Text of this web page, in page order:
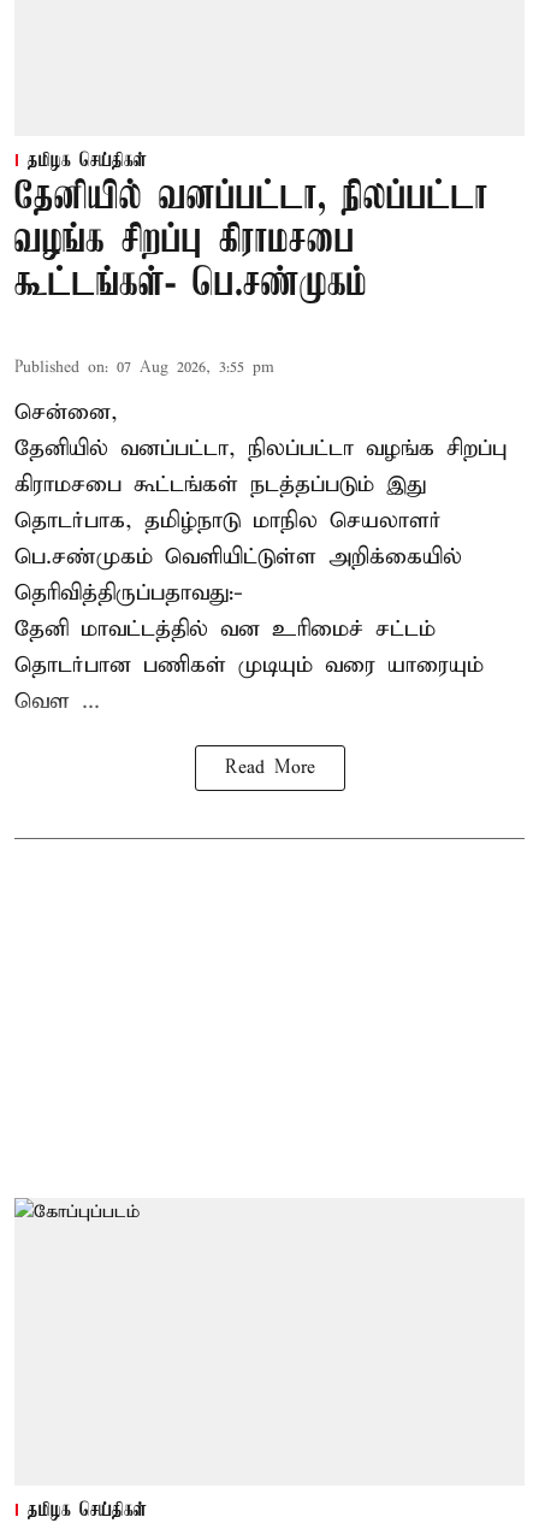
தமிழக செய்திகள்
தேனியில் வனப்பட்டா, நிலப்பட்டா
வழங்க சிறப்பு கிராமசபை
கூட்டங்கள்- பெ.சண்முகம்
Published on: 07 Aug 2026, 3:55 pm
சென்னை,
தேனியில் வனப்பட்டா, நிலப்பட்டா வழங்க சிறப்பு
கிராமசபை கூட்டங்கள் நடத்தப்படும் இது
தொடர்பாக, தமிழ்நாடு மாநில செயலாளர்
பெ.சண்முகம் வெளியிட்டுள்ள அறிக்கையில்
தெரிவித்திருப்பதாவது:-
தேனி மாவட்டத்தில் வன உரிமைச் சட்டம்
தொடர்பான பணிகள் முடியும் வரை யாரையும்
வெள ...
Read More
தமிழக செய்திகள்